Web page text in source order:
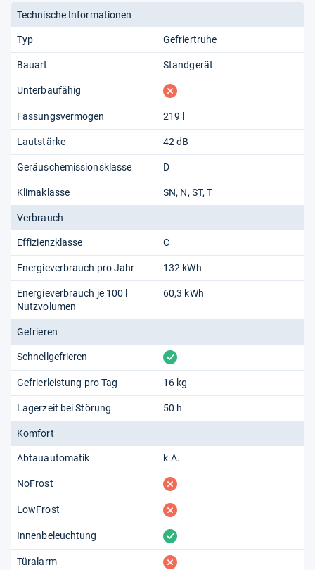
Technische Informationen
Typ Gefriertruhe
Bauart Standgerät
Unterbaufähig fehlt
Fassungsvermögen 219 l
Lautstärke 42 dB
Geräuschemissionsklasse D
Klimaklasse SN N ST T
Verbrauch
Effizienzklasse C
Energieverbrauch pro Jahr 132 kWh
Energieverbrauch je 100 l
Nutzvolumen
60,3 kWh
Gefrieren
Schnellgefrieren vorhanden
Gefrierleistung pro Tag 16 kg
Lagerzeit bei Störung 50 h
Komfort
Abtauautomatik k.A.
NoFrost fehlt
LowFrost fehlt
Innenbeleuchtung vorhanden
Türalarm fehlt